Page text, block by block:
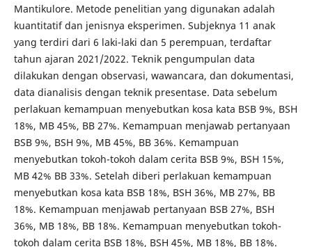
Mantikulore. Metode penelitian yang digunakan adalah
kuantitatif dan jenisnya eksperimen. Subjeknya 11 anak
yang terdiri dari 6 laki-laki dan 5 perempuan, terdaftar
tahun ajaran 2021/2022. Teknik pengumpulan data
dilakukan dengan observasi, wawancara, dan dokumentasi,
data dianalisis dengan teknik presentase. Data sebelum
perlakuan kemampuan menyebutkan kosa kata BSB 9%, BSH
18%, MB 45%, BB 27%. Kemampuan menjawab pertanyaan
BSB 9%, BSH 9%, MB 45%, BB 36%. Kemampuan
menyebutkan tokoh-tokoh dalam cerita BSB 9%, BSH 15%,
MB 42% BB 33%. Setelah diberi perlakuan kemampuan
menyebutkan kosa kata BSB 18%, BSH 36%, MB 27%, BB
18%. Kemampuan menjawab pertanyaan BSB 27%, BSH
36%, MB 18%, BB 18%. Kemampuan menyebutkan tokoh-
tokoh dalam cerita BSB 18%, BSH 45%, MB 18%, BB 18%.